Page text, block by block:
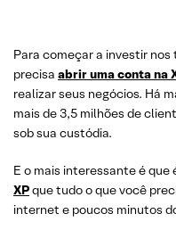
Para começar a investir nos
precisa abrir uma conta na
realizar seus negócios. Há
mais de 3,5 milhões de
sob sua custódia.
E o mais interessante é que
XPque tudo o que você
internet e poucos minutos